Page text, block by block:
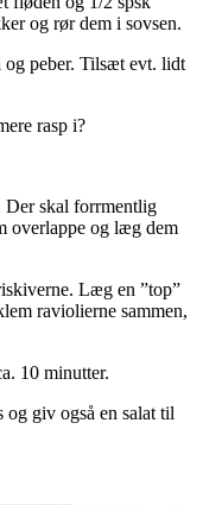
og rør dem i sovsen.
og peber. Tilsæt evt. lidt
rasp i?
Der skal forrmentlig
overlappe og læg dem
Læg en ”top”
raviolierne sammen,
10 minutter.
giv også en salat til